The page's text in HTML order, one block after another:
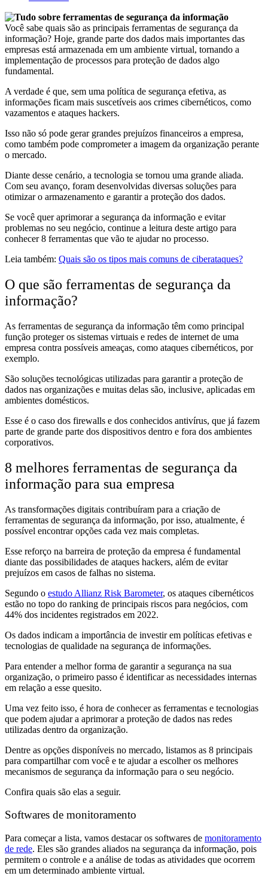
Você sabe quais são as principais ferramentas de segurança da
informação? Hoje, grande parte dos dados mais importantes das
empresas está armazenada em um ambiente virtual, tornando a
implementação de processos para proteção de dados algo
fundamental.
A verdade é que, sem uma política de segurança efetiva, as
informações ficam mais suscetíveis aos crimes cibernéticos, como
vazamentos e ataques hackers.
Isso não só pode gerar grandes prejuízos financeiros a empresa,
como também pode comprometer a imagem da organização perante
o mercado.
Diante desse cenário, a tecnologia se tornou uma grande aliada.
Com seu avanço, foram desenvolvidas diversas soluções para
otimizar o armazenamento e garantir a proteção dos dados.
Se você quer aprimorar a segurança da informação e evitar
problemas no seu negócio, continue a leitura deste artigo para
conhecer 8 ferramentas que vão te ajudar no processo.
Leia também: Quais são os tipos mais comuns de ciberataques?
O que são ferramentas de segurança da
informação?
As ferramentas de segurança da informação têm como principal
função proteger os sistemas virtuais e redes de internet de uma
empresa contra possíveis ameaças, como ataques cibernéticos, por
exemplo.
São soluções tecnológicas utilizadas para garantir a proteção de
dados nas organizações e muitas delas são, inclusive, aplicadas em
ambientes domésticos.
Esse é o caso dos firewalls e dos conhecidos antivírus, que já fazem
parte de grande parte dos dispositivos dentro e fora dos ambientes
corporativos.
8 melhores ferramentas de segurança da
informação para sua empresa
As transformações digitais contribuíram para a criação de
ferramentas de segurança da informação, por isso, atualmente, é
possível encontrar opções cada vez mais completas.
Esse reforço na barreira de proteção da empresa é fundamental
diante das possibilidades de ataques hackers, além de evitar
prejuízos em casos de falhas no sistema.
Segundo o estudo Allianz Risk Barometer, os ataques cibernéticos
estão no topo do ranking de principais riscos para negócios, com
44% dos incidentes registrados em 2022.
Os dados indicam a importância de investir em políticas efetivas e
tecnologias de qualidade na segurança de informações.
Para entender a melhor forma de garantir a segurança na sua
organização, o primeiro passo é identificar as necessidades internas
em relação a esse quesito.
Uma vez feito isso, é hora de conhecer as ferramentas e tecnologias
que podem ajudar a aprimorar a proteção de dados nas redes
utilizadas dentro da organização.
Dentre as opções disponíveis no mercado, listamos as 8 principais
para compartilhar com você e te ajudar a escolher os melhores
mecanismos de segurança da informação para o seu negócio.
Confira quais são elas a seguir.
Softwares de monitoramento
Para começar a lista, vamos destacar os softwares de monitoramento
de rede. Eles são grandes aliados na segurança da informação, pois
permitem o controle e a análise de todas as atividades que ocorrem
em um determinado ambiente virtual.